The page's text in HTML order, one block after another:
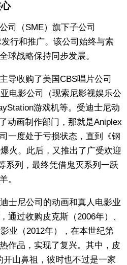
司（SME）旗下子公司
行和推广。该公司始终与索
球战略保持同步发展。
导收购了美国CBS唱片公司
电影公司（现索尼影视娱乐公
游戏机等。受迪士尼动
动画制作部门，那就是Aniplex
一度处于亏损状态，直到《钢
火。此后，又推出了广受欢迎
系列，最终凭借鬼灭系列一跃
。
士尼公司的动画和真人电影业
通过收购皮克斯（2006年）、
业（2012年），在本世纪第
作品，实现了复兴。其中，皮
山鼻祖，彼时也不过是一家